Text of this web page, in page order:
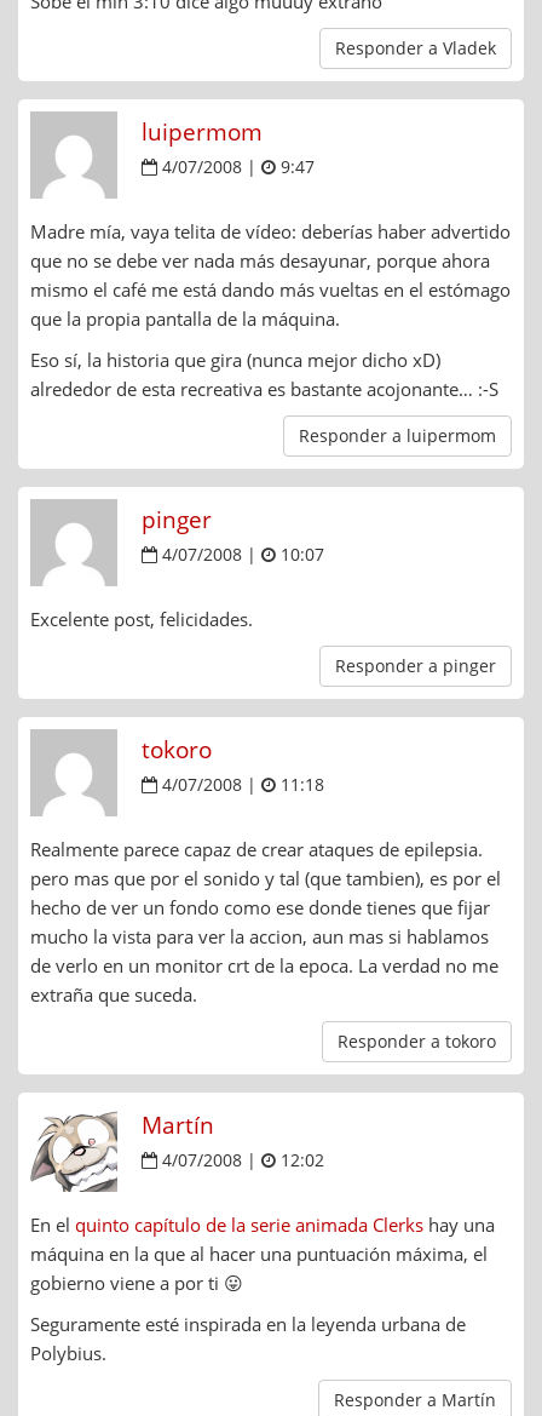
Responder a Vladek
luipermom
4/07/2008 | 9:47
Madre mía, vaya telita de vídeo: deberías haber advertido
que no se debe ver nada más desayunar, porque ahora
mismo el café me está dando más vueltas en el estómago
que la propia pantalla de la máquina.
Eso sí, la historia que gira (nunca mejor dicho xD)
alrededor de esta recreativa es bastante acojonante… :-S
Responder a luipermom
pinger
4/07/2008 | 10:07
Excelente post, felicidades.
Responder a pinger
tokoro
4/07/2008 | 11:18
Realmente parece capaz de crear ataques de epilepsia.
pero mas que por el sonido y tal (que tambien), es por el
hecho de ver un fondo como ese donde tienes que fijar
mucho la vista para ver la accion, aun mas si hablamos
de verlo en un monitor crt de la epoca. La verdad no me
extraña que suceda.
Responder a tokoro
Martín
4/07/2008 | 12:02
En el quinto capítulo de la serie animada Clerks hay una
máquina en la que al hacer una puntuación máxima, el
gobierno viene a por ti 😛
Seguramente esté inspirada en la leyenda urbana de
Polybius.
Responder a Martín